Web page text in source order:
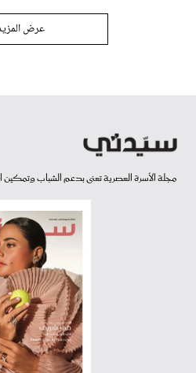
عرض
مجلة الأسرة العصرية تعنى بدعم الشباب وتمكين